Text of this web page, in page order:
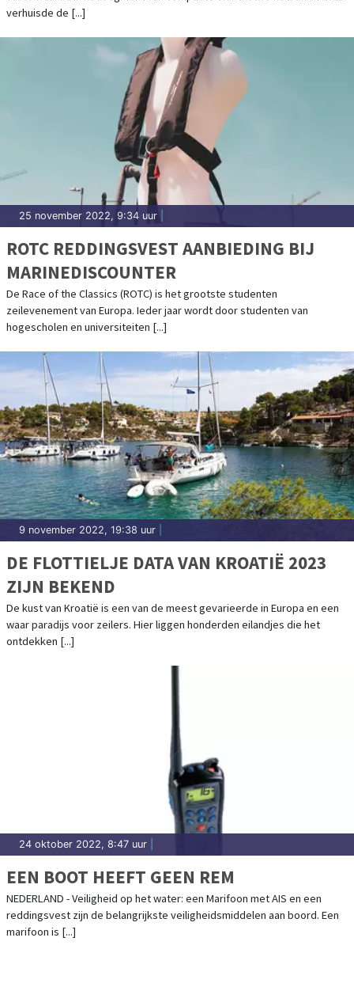
verhuisde de [...]
25 november 2022, 9:34 uur
ROTC REDDINGSVEST AANBIEDING BIJ
MARINEDISCOUNTER
De Race of the Classics (ROTC) is het grootste studenten
zeilevenement van Europa. Ieder jaar wordt door studenten van
hogescholen en universiteiten [...]
9 november 2022, 19:38 uur
DE FLOTTIELJE DATA VAN KROATIË 2023
ZIJN BEKEND
De kust van Kroatië is een van de meest gevarieerde in Europa en een
waar paradijs voor zeilers. Hier liggen honderden eilandjes die het
ontdekken [...]
24 oktober 2022, 8:47 uur
EEN BOOT HEEFT GEEN REM
NEDERLAND - Veiligheid op het water: een Marifoon met AIS en een
reddingsvest zijn de belangrijkste veiligheidsmiddelen aan boord. Een
marifoon is [...]